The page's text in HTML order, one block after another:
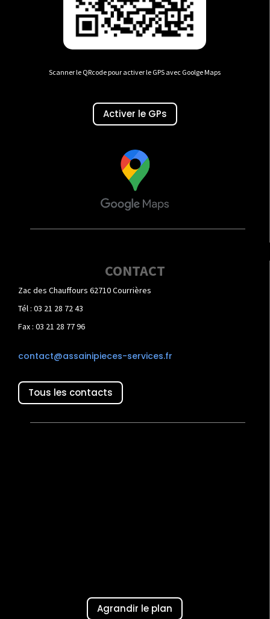
Scanner le QRcode pour activer le GPS avec Goolge Maps
Activer le GPs
CONTACT
Zac des Chauffours 62710 Courrières
Tél : 03 21 28 72 43
Fax : 03 21 28 77 96
contact@assainipieces-services.fr
Tous les contacts
Agrandir le plan